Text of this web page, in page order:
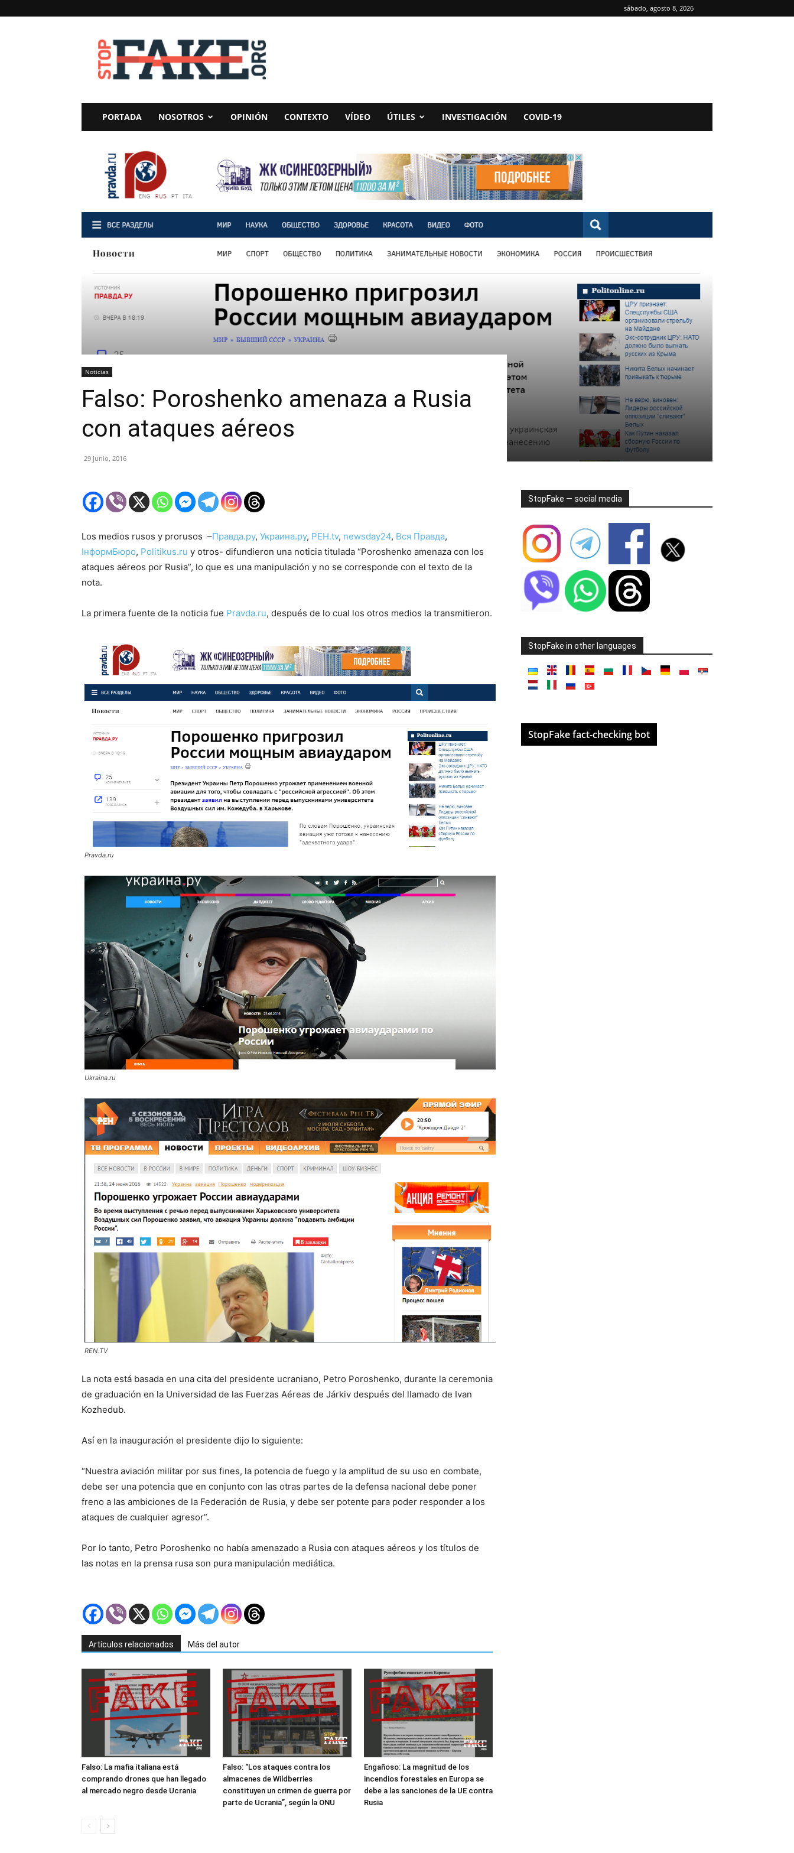
sábado, agosto 8, 2026
StopFake
PORTADA NOSOTROS OPINIÓN CONTEXTO VÍDEO ÚTILES INVESTIGACIÓN COVID-19
Noticias
Falso: Poroshenko amenaza a Rusia
con ataques aéreos
29 junio, 2016
Los medios rusos y prorusos –Правда.ру, Украина.ру, РЕН.tv, newsday24, Вся Правда,
ІнформБюро, Рolitikus.ru y otros- difundieron una noticia titulada “Poroshenko amenaza con los
ataques aéreos por Rusia”, lo que es una manipulación y no se corresponde con el texto de la
nota.
La primera fuente de la noticia fue Pravda.ru, después de lo cual los otros medios la transmitieron.
Pravda.ru
Ukraina.ru
REN.TV
La nota está basada en una cita del presidente ucraniano, Petro Poroshenko, durante la ceremonia
de graduación en la Universidad de las Fuerzas Aéreas de Járkiv después del llamado de Ivan
Kozhedub.
Así en la inauguración el presidente dijo lo siguiente:
“Nuestra aviación militar por sus fines, la potencia de fuego y la amplitud de su uso en combate,
debe ser una potencia que en conjunto con las otras partes de la defensa nacional debe poner
freno a las ambiciones de la Federación de Rusia, y debe ser potente para poder responder a los
ataques de cualquier agresor”.
Por lo tanto, Petro Poroshenko no había amenazado a Rusia con ataques aéreos y los títulos de
las notas en la prensa rusa son pura manipulación mediática.
Artículos relacionados Más del autor
Falso: La mafia italiana está
comprando drones que han llegado
al mercado negro desde Ucrania
Falso: “Los ataques contra los
almacenes de Wildberries
constituyen un crimen de guerra por
parte de Ucrania”, según la ONU
Engañoso: La magnitud de los
incendios forestales en Europa se
debe a las sanciones de la UE contra
Rusia
StopFake — social media
StopFake in other languages
StopFake fact-checking bot